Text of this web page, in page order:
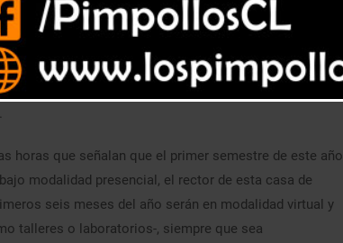
virtual y solamente se avanzará hacia la presencialidad
práctico -como talleres o laboratorios- bajo estrictos
horas que señalan que el primer semestre de este año
modalidad presencial, el rector de esta casa de
seis meses del año serán en modalidad virtual y
talleres o laboratorios-, siempre que sea